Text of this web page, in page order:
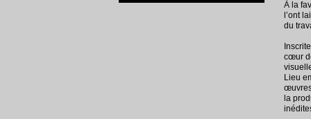
Projection du film WOTÈ LALINN LA – Martinique
À la
l’ont
du
cœur
Lieu
la